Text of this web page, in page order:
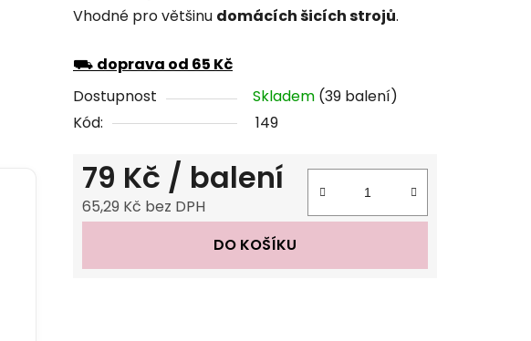
5
Vhodné pro většinu domácích šicích strojů.
⛟ doprava od 65 Kč
Dostupnost
Skladem (39 balení)
Kód:
149
79 Kč / balení
65,29 Kč bez DPH
DO KOŠÍKU